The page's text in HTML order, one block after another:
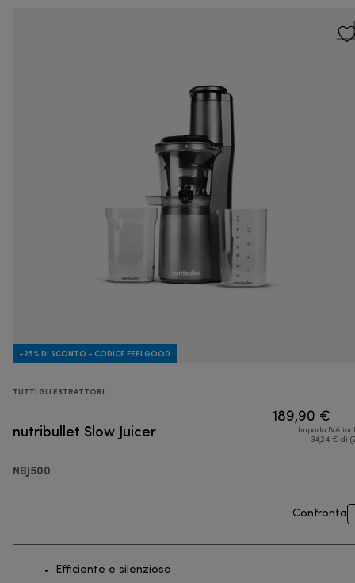
-25% DI SCONTO - CODICE FEELGOOD
TUTTI GLI ESTRATTORI
nutribullet Slow Juicer
NBJ500
189,90 €
Importo IVA
34,24 € di
Confronta
Efficiente e silenzioso